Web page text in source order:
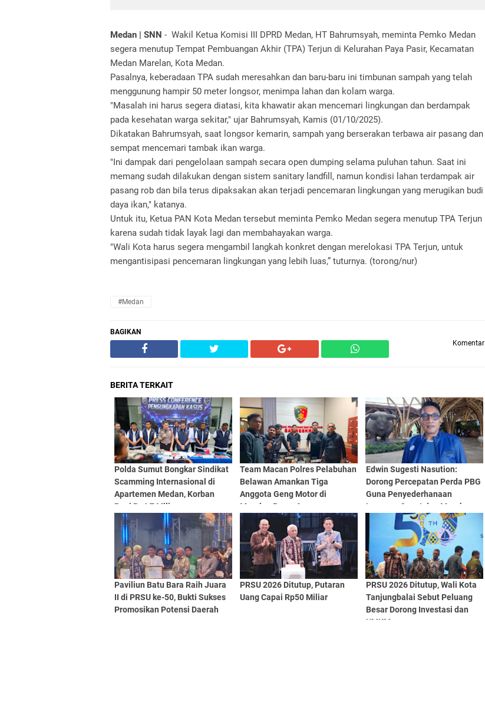
Medan | SNN - Wakil Ketua Komisi III DPRD Medan, HT Bahrumsyah, meminta Pemko Medan
segera menutup Tempat Pembuangan Akhir (TPA) Terjun di Kelurahan Paya Pasir, Kecamatan
Medan Marelan, Kota Medan.
Pasalnya, keberadaan TPA sudah meresahkan dan baru-baru ini timbunan sampah yang telah
menggunung hampir 50 meter longsor, menimpa lahan dan kolam warga.
"Masalah ini harus segera diatasi, kita khawatir akan mencemari lingkungan dan berdampak
pada kesehatan warga sekitar," ujar Bahrumsyah, Kamis (01/10/2025).
Dikatakan Bahrumsyah, saat longsor kemarin, sampah yang berserakan terbawa air pasang dan
sempat mencemari tambak ikan warga.
"Ini dampak dari pengelolaan sampah secara open dumping selama puluhan tahun. Saat ini
memang sudah dilakukan dengan sistem sanitary landfill, namun kondisi lahan terdampak air
pasang rob dan bila terus dipaksakan akan terjadi pencemaran lingkungan yang merugikan budi
daya ikan," katanya.
Untuk itu, Ketua PAN Kota Medan tersebut meminta Pemko Medan segera menutup TPA Terjun
karena sudah tidak layak lagi dan membahayakan warga.
"Wali Kota harus segera mengambil langkah konkret dengan merelokasi TPA Terjun, untuk
mengantisipasi pencemaran lingkungan yang lebih luas,” tuturnya. (torong/nur)
#Medan
BAGIKAN
Komentar
BERITA TERKAIT
Polda Sumut Bongkar Sindikat
Scamming Internasional di
Apartemen Medan, Korban
Rugi Rp6,7 Miliar
Team Macan Polres Pelabuhan
Belawan Amankan Tiga
Anggota Geng Motor di
Marelan Pasar 9
Edwin Sugesti Nasution:
Dorong Percepatan Perda PBG
Guna Penyederhanaan
Layanan Cepat dan Murah
Paviliun Batu Bara Raih Juara
II di PRSU ke-50, Bukti Sukses
Promosikan Potensi Daerah
PRSU 2026 Ditutup, Putaran
Uang Capai Rp50 Miliar
PRSU 2026 Ditutup, Wali Kota
Tanjungbalai Sebut Peluang
Besar Dorong Investasi dan
UMKM